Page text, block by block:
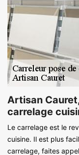
Artisan
carrelage
Le carrelage est le
cuisine. Il est plus
carrelage, faites